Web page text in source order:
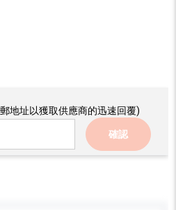
地址以獲取供應商的迅速回覆)
確認